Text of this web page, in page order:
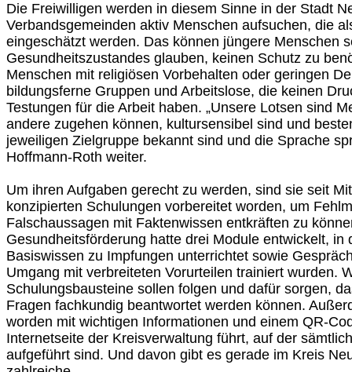
Die Freiwilligen werden in diesem Sinne in der Stadt
Verbandsgemeinden aktiv Menschen aufsuchen, die
eingeschätzt werden. Das können jüngere Menschen
Gesundheitszustandes glauben, keinen Schutz zu
Menschen mit religiösen Vorbehalten oder geringen
bildungsferne Gruppen und Arbeitslose, die keinen
Testungen für die Arbeit haben. „Unsere Lotsen sind
andere zugehen können, kultursensibel sind und
jeweiligen Zielgruppe bekannt sind und die Sprache
Hoffmann-Roth weiter.
Um ihren Aufgaben gerecht zu werden, sind sie seit
konzipierten Schulungen vorbereitet worden, um
Falschaussagen mit Faktenwissen entkräften zu
Gesundheitsförderung hatte drei Module entwickelt, in
Basiswissen zu Impfungen unterrichtet sowie
Umgang mit verbreiteten Vorurteilen trainiert wurden.
Schulungsbausteine sollen folgen und dafür sorgen,
Fragen fachkundig beantwortet werden können.
worden mit wichtigen Informationen und einem QR-
Internetseite der Kreisverwaltung führt, auf der
aufgeführt sind. Und davon gibt es gerade im Kreis